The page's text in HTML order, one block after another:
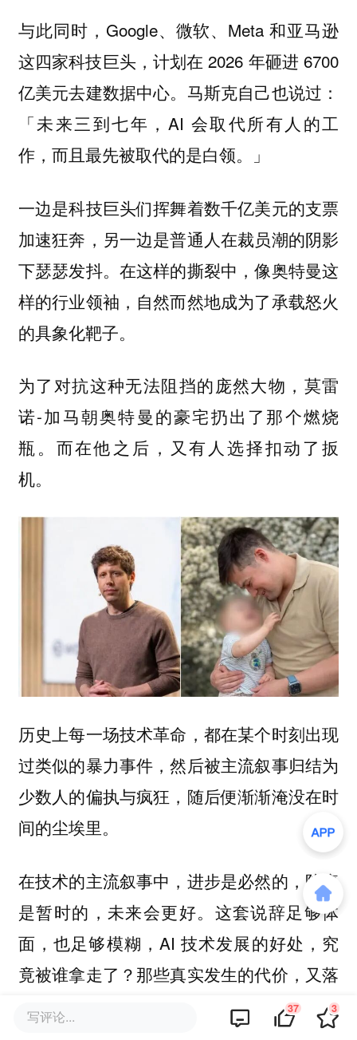
与此同时，Google、微软、Meta 和亚马逊
这四家科技巨头，计划在 2026 年砸进 6700
亿美元去建数据中心。马斯克自己也说过：
「未来三到七年，AI 会取代所有人的工
作，而且最先被取代的是白领。」
一边是科技巨头们挥舞着数千亿美元的支票
加速狂奔，另一边是普通人在裁员潮的阴影
下瑟瑟发抖。在这样的撕裂中，像奥特曼这
样的行业领袖，自然而然地成为了承载怒火
的具象化靶子。
为了对抗这种无法阻挡的庞然大物，莫雷
诺-加马朝奥特曼的豪宅扔出了那个燃烧
瓶。而在他之后，又有人选择扣动了扳
机。
历史上每一场技术革命，都在某个时刻出现
过类似的暴力事件，然后被主流叙事归结为
少数人的偏执与疯狂，随后便渐渐淹没在时
间的尘埃里。
在技术的主流叙事中，进步是必然的，阵痛
是暂时的，未来会更好。这套说辞足够体
面，也足够模糊，AI 技术发展的好处，究
竟被谁拿走了？那些真实发生的代价，又落
在了谁的肩上？
写评论... 37 3